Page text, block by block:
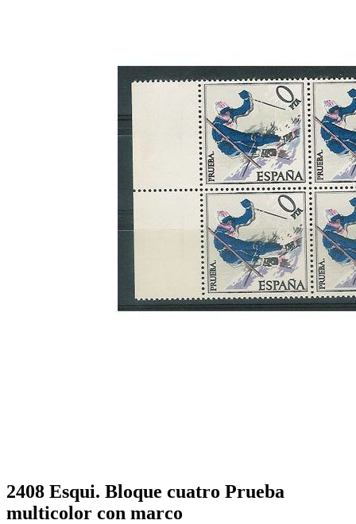
2408 Esqui. Bloque cuatro Prueba
multicolor con marco